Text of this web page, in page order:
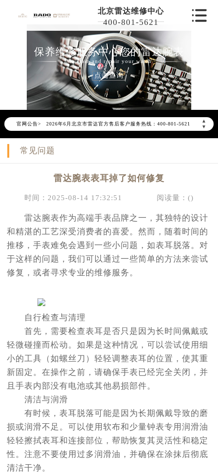
北京雷达维修中心
400-801-5621
保养维修服务中心您的雷达腕表
Maintain and repair your watch
点击查询
官网公告>
▲
▼
2026年6月雷达北京市售后服务网络优化升级公告
2026年6月北京市雷达官方售后客户服务热线：400-801-5621
2026年6月雷达售后服务中心最新网点地址：
常见问题
雷达腕表表耳掉了如何修复
时间：2025-08-14 17:32:51 阅读量：()
雷达腕表作为高端手表品牌之一，其独特的设计
和精湛的工艺深受消费者的喜爱。然而，随着时间的
推移，手表难免会遇到一些小问题，如表耳脱落。对
于这样的问题，我们可以通过一些简单的方法来尝试
修复，或者寻求专业的维修服务。
自行检查与清理
首先，需要检查表耳是否只是因为长时间佩戴或
轻微碰撞而松动。如果是这种情况，可以尝试使用细
小的工具（如螺丝刀）轻轻调整表耳的位置，使其重
新固定。在操作之前，请确保手表已经完全关闭，并
且手表内部没有电池或其他易损部件。
清洁与润滑
有时候，表耳脱落可能是因为长期佩戴导致的磨
损或润滑不足。可以使用软布和少量钟表专用润滑油
轻轻擦拭表耳和连接部位，帮助恢复其灵活性和稳定
性。注意不要使用过多润滑油，并确保在涂抹后彻底
清洁干净。